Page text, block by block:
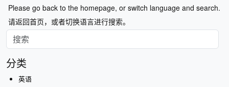
Please go back to the homepage, or switch language and search.
请返回首页，或者切换语言进行搜索。
分类
英语